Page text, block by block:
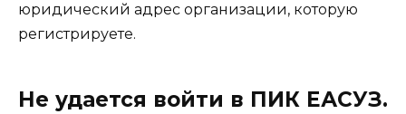
юридический адрес организации, которую
регистрируете.
Не удается войти в ПИК ЕАСУЗ.